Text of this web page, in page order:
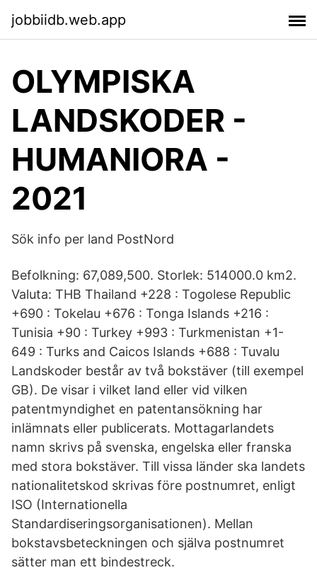
jobbiidb.web.app
OLYMPISKA
LANDSKODER -
HUMANIORA -
2021
Sök info per land PostNord
Befolkning: 67,089,500. Storlek: 514000.0 km2.
Valuta: THB Thailand +228 : Togolese Republic
+690 : Tokelau +676 : Tonga Islands +216 :
Tunisia +90 : Turkey +993 : Turkmenistan +1-
649 : Turks and Caicos Islands +688 : Tuvalu
Landskoder består av två bokstäver (till exempel
GB). De visar i vilket land eller vid vilken
patentmyndighet en patentansökning har
inlämnats eller publicerats. Mottagarlandets
namn skrivs på svenska, engelska eller franska
med stora bokstäver. Till vissa länder ska landets
nationalitetskod skrivas före postnumret, enligt
ISO (Internationella
Standardiseringsorganisationen). Mellan
bokstavsbeteckningen och själva postnumret
sätter man ett bindestreck.